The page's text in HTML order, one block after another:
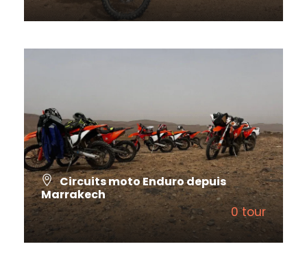
Circuits moto Enduro depuis
Marrakech
0 tour